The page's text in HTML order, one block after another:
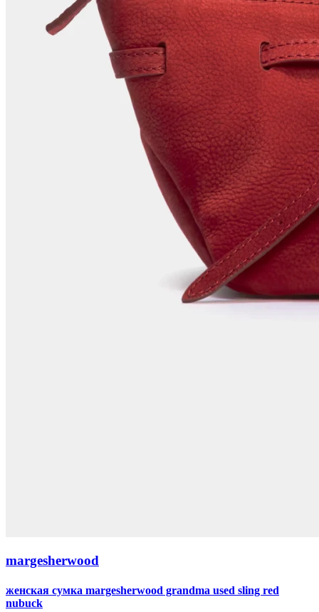
margesherwood
женская сумка margesherwood grandma used sling red
nubuck